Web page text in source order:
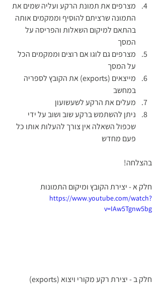
מצרפים את תמונת הרקע ועליה שמים את
התמונה שרציתם להוסיף וממקמים אותה
בהתאם למיקום השאלות והפריסה על
המסך
מצרפים גם לוגו אם רוצים וממקמים הכל
על המסך
מייצאים (exports) את הקובץ לספריה
במחשב
מעלים את הרקע לשעשועון
ניתן להשתמש ברקע שוב ושוב על ידי
שכפול השאלה אין צורך להעלות אותו כל
פעם מחדש
בהצלחה!
חלק א - יצירת הקובץ ומיקום התמונות
https://www.youtube.com/watch?
v=IAw5Tgnw5bg
חלק ב - יצירת רקע מקורי ויצוא (exports)